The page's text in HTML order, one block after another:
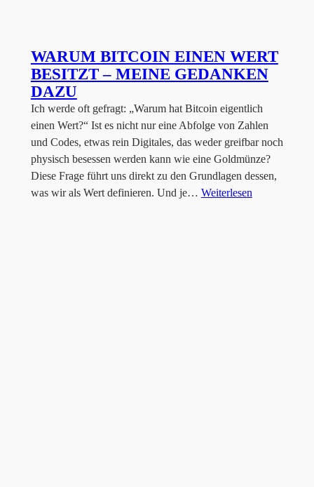
WARUM BITCOIN EINEN WERT
BESITZT – MEINE GEDANKEN
DAZU
Ich werde oft gefragt: „Warum hat Bitcoin eigentlich
einen Wert?“ Ist es nicht nur eine Abfolge von Zahlen
und Codes, etwas rein Digitales, das weder greifbar noch
physisch besessen werden kann wie eine Goldmünze?
Diese Frage führt uns direkt zu den Grundlagen dessen,
was wir als Wert definieren. Und je… Weiterlesen